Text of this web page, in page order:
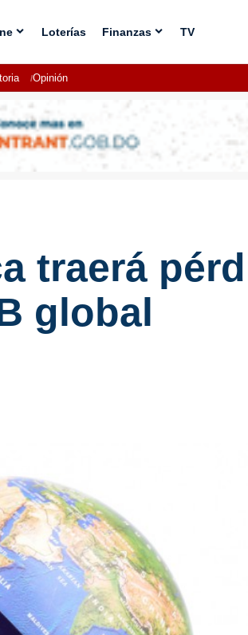
Loterías Finanzas TV
Opinión
traerá
global